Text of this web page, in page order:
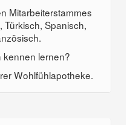
Mitarbeiterstammes
Spanisch,
kennen lernen?
Wohlfühlapotheke.